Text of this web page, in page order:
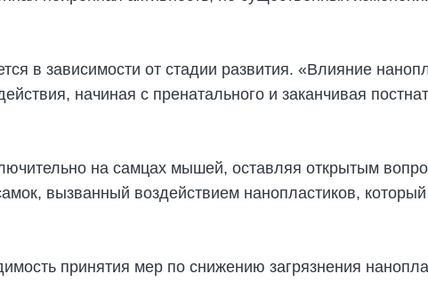
в зависимости от стадии развития. «Влияние
начиная с пренатального и заканчивая
на самцах мышей, оставляя открытым
вызванный воздействием нанопластиков,
принятия мер по снижению загрязнения